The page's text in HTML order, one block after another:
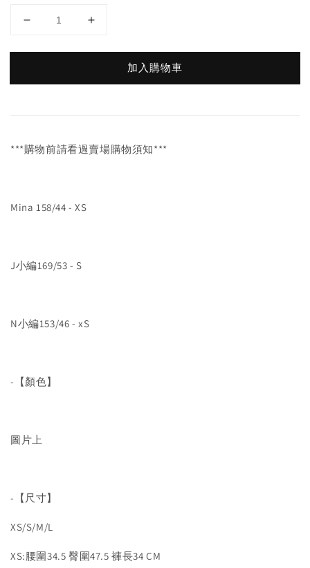
加入購物車
***購物前請看過賣場購物須知***
Mina 158/44 - XS
J小編169/53 - S
N小編153/46 - xS
-【顏色】
圖片上
-【尺寸】
XS/S/M/L
XS:腰圍34.5 臀圍47.5 褲長34 CM